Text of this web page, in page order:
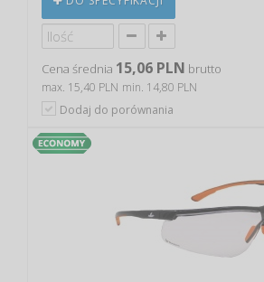
Cena średnia 15,06 PLN brutto
max. 15,40 PLN min. 14,80 PLN
Dodaj do porównania